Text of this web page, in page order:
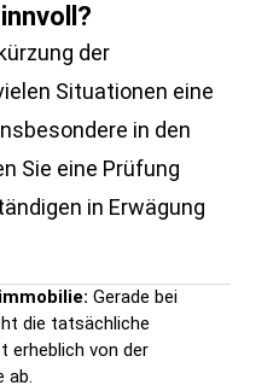
der
Situationen eine
in den
Sie eine Prüfung
in Erwägung
Gerade bei
die tatsächliche
erheblich von der
ab.